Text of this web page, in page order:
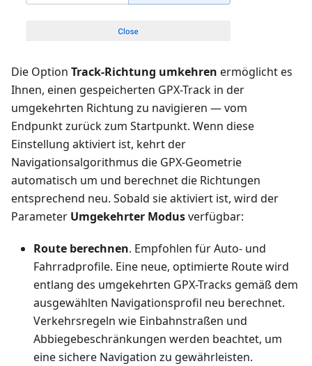
Die Option Track-Richtung umkehren ermöglicht es
Ihnen, einen gespeicherten GPX-Track in der
umgekehrten Richtung zu navigieren — vom
Endpunkt zurück zum Startpunkt. Wenn diese
Einstellung aktiviert ist, kehrt der
Navigationsalgorithmus die GPX-Geometrie
automatisch um und berechnet die Richtungen
entsprechend neu. Sobald sie aktiviert ist, wird der
Parameter Umgekehrter Modusverfügbar:
Route berechnen. Empfohlen für Auto- und
Fahrradprofile. Eine neue, optimierte Route wird
entlang des umgekehrten GPX-Tracks gemäß dem
ausgewählten Navigationsprofil neu berechnet.
Verkehrsregeln wie Einbahnstraßen und
Abbiegebeschränkungen werden beachtet, um
eine sichere Navigation zu gewährleisten.